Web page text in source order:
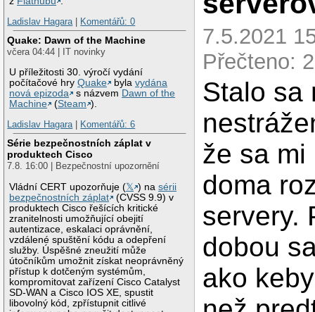
Ladislav Hagara| Komentářů: 0
Quake: Dawn of the Machine
včera 04:44 | IT novinky
U příležitosti 30. výročí vydání
počítačové hryQuake bylavydána
nová epizoda
s názvem Dawn of the
Machine
(Steam ).
Ladislav Hagara| Komentářů: 6
Série bezpečnostních záplat v
produktech Cisco
7.8. 16:00 | Bezpečnostní upozornění
Vládní CERT upozorňuje (𝕏 ) nasérii
bezpečnostních záplat
(CVSS 9.9) v
produktech Cisco řešících kritické
zranitelnosti umožňující obejití
autentizace, eskalaci oprávnění,
vzdálené spuštění kódu a odepření
služby. Úspěšné zneužití může
útočníkům umožnit získat neoprávněný
přístup k dotčeným systémům,
kompromitovat zařízení Cisco Catalyst
SD-WAN a Cisco IOS XE, spustit
libovolný kód, zpřístupnit citlivé
7.5.2021
Přečteno:
Stalo sa
že sa mi
doma
servery.
dobou
ako